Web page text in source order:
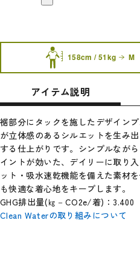
158cm / 51kg M
アイテム説明
裾部分にタックを施したデザイン
が立体感のあるシルエットを生み
する仕上がりです。シンプルなが
イントが効いた、デイリーに取り
ット・吸水速乾機能を備えた素材
も快適な着心地をキープします。
GHG排出量(㎏－CO2e/着)：3.400
Clean Waterの取り組みについて